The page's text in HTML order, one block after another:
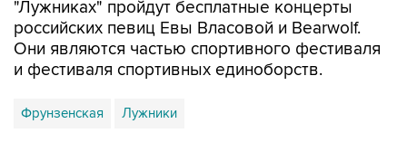
Они являются частью спортивного фестиваля
и фестиваля спортивных единоборств.
Фрунзенская Лужники